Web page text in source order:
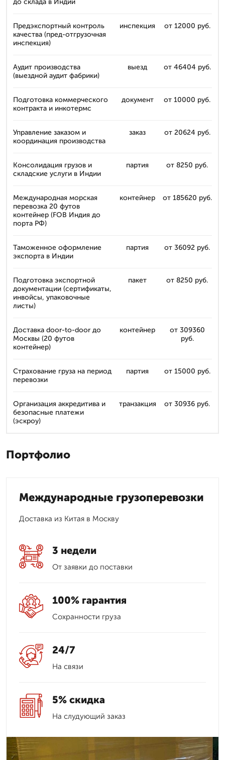
до склада в Индии
Предэкспортный контроль
качества (пред-отгрузочная
инспекция)
инспекция от 12000 руб.
Аудит производства
(выездной аудит фабрики)
выезд от 46404 руб.
Подготовка коммерческого
контракта и инкотермс
документ от 10000 руб.
Управление заказом и
координация производства
заказ от 20624 руб.
Консолидация грузов и
складские услуги в Индии
партия от 8250 руб.
Международная морская
перевозка 20 футов
контейнер (FOB Индия до
порта РФ)
контейнер от 185620 руб.
Таможенное оформление
экспорта в Индии
партия от 36092 руб.
Подготовка экспортной
документации (сертификаты,
инвойсы, упаковочные
листы)
пакет от 8250 руб.
Доставка door-to-door до
Москвы (20 футов
контейнер)
контейнер
от 309360
руб.
Страхование груза на период
перевозки
партия от 15000 руб.
Организация аккредитива и
безопасные платежи
(эскроу)
транзакция от 30936 руб.
Портфолио
Международные грузоперевозки
Доставка из Китая в Москву
3 недели
От заявки до поставки
100% гарантия
Сохранности груза
24/7
На связи
5% скидка
На слудующий заказ